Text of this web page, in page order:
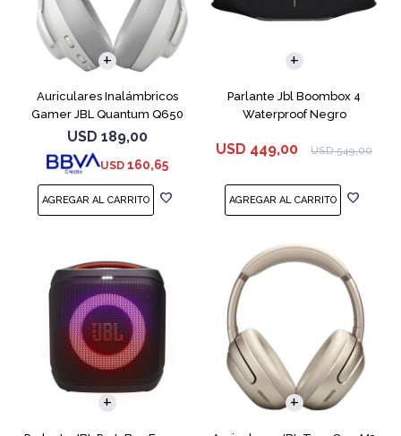
Auriculares Inalámbricos
Gamer JBL Quantum Q650
Blanco
USD 189,00
USD 160,65
Parlante Jbl Boombox 4
Waterproof Negro
USD 449,00 USD 549,00